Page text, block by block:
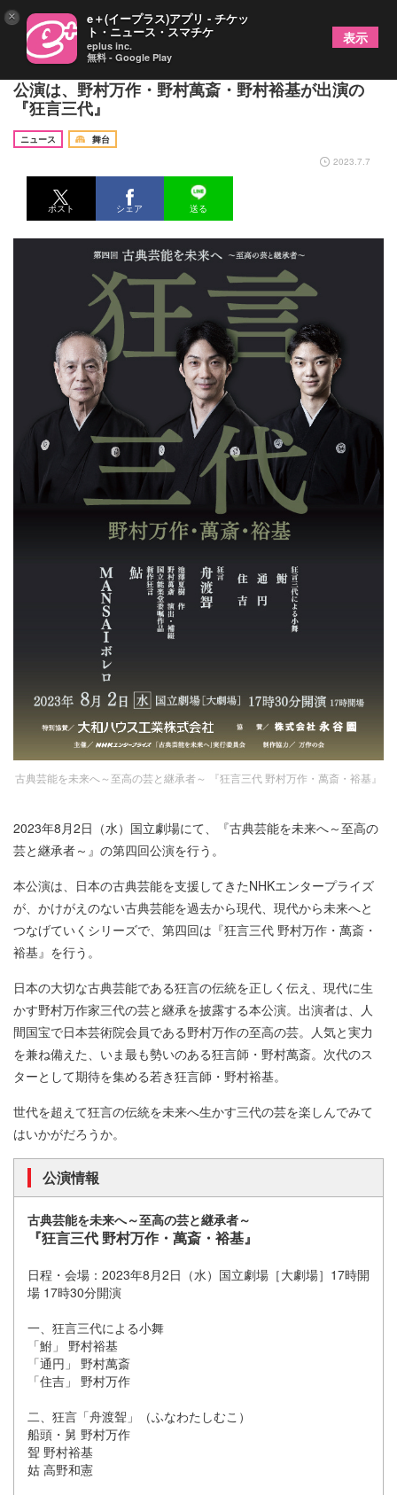
『古典芸能を未来へ～至高の芸と継承者～』第四回
公演は、野村万作・野村萬斎・野村裕基が出演の
『狂言三代』
ニュース
舞台
2023.7.7
ポスト シェア 送る
古典芸能を未来へ～至高の芸と継承者～ 『狂言三代 野村万作・萬斎・裕基』
2023年8月2日（水）国立劇場にて、『古典芸能を未来へ～至高の
芸と継承者～』の第四回公演を行う。
本公演は、日本の古典芸能を支援してきたNHKエンタープライズ
が、かけがえのない古典芸能を過去から現代、現代から未来へと
つなげていくシリーズで、第四回は『狂言三代 野村万作・萬斎・
裕基』を行う。
日本の大切な古典芸能である狂言の伝統を正しく伝え、現代に生
かす野村万作家三代の芸と継承を披露する本公演。出演者は、人
間国宝で日本芸術院会員である野村万作の至高の芸。人気と実力
を兼ね備えた、いま最も勢いのある狂言師・野村萬斎。次代のス
ターとして期待を集める若き狂言師・野村裕基。
世代を超えて狂言の伝統を未来へ生かす三代の芸を楽しんでみて
はいかがだろうか。
公演情報
古典芸能を未来へ～至高の芸と継承者～
『狂言三代 野村万作・萬斎・裕基』
日程・会場：2023年8月2日（水）国立劇場［大劇場］17時開
場 17時30分開演
一、狂言三代による小舞
「鮒」 野村裕基
「通円」 野村萬斎
「住吉」 野村万作
二、狂言「舟渡聟」（ふなわたしむこ）
船頭・舅 野村万作
聟 野村裕基
姑 高野和憲
× e＋(イープラス)アプリ - チケッ
ト・ニュース・スマチケ
eplus inc.
無料 - Google Play
表示